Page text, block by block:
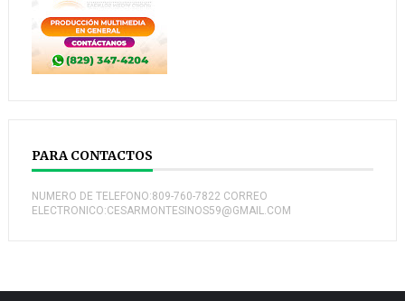
PARA CONTACTOS
NUMERO DE TELEFONO:809-760-7822 CORREO
ELECTRONICO:CESARMONTESINOS59@GMAIL.COM